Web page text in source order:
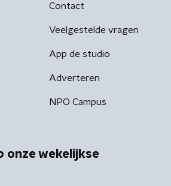
Contact
Veelgestelde vragen
App de studio
Adverteren
NPO Campus
onze wekelijkse